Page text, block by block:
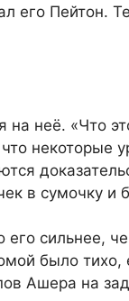
его Пейтон.
на неё. «Что
некоторые
в сумочку и
его сильнее,
было тихо,
Ашера на